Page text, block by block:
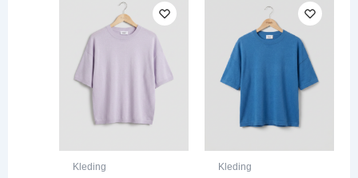
Kleding Kleding